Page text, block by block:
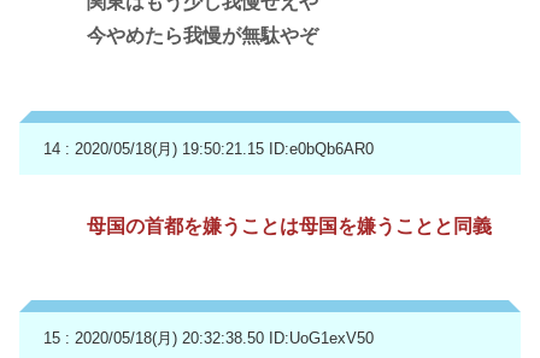
今やめたら我慢が無駄やぞ
14 : 2020/05/18(月) 19:50:21.15 ID:e0bQb6AR0
母国の首都を嫌うことは母国を嫌うことと同義
15 : 2020/05/18(月) 20:32:38.50 ID:UoG1exV50